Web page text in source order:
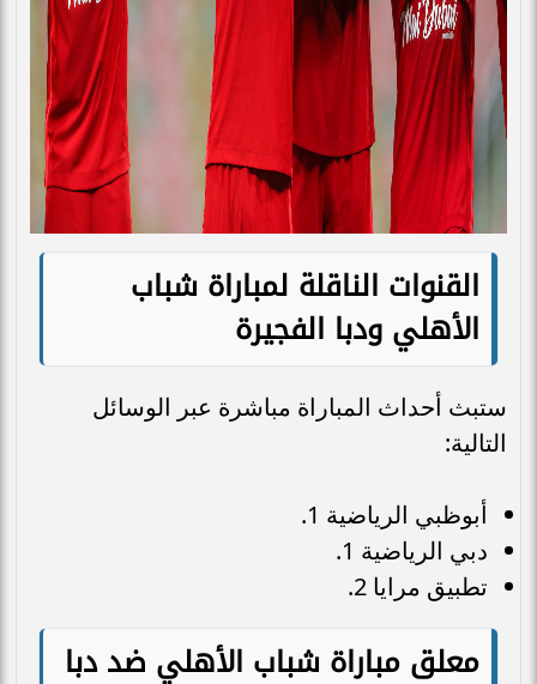
​القنوات الناقلة لمباراة شباب
الأهلي ودبا الفجيرة
​ستبث أحداث المباراة مباشرة عبر الوسائل
التالية:
​أبوظبي الرياضية 1.
​دبي الرياضية 1.
​تطبيق مرايا 2.
​معلق مباراة شباب الأهلي ضد دبا